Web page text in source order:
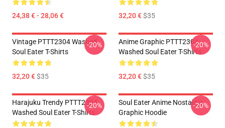
24,38 € - 28,06 € 32,20 €$35
Vintage PTTT2304 Washed
Soul Eater T-Shirts
32,20 €$35
-20%
Anime Graphic PTTT2304
Washed Soul Eater T-Shirts
32,20 €$35
-20%
Harajuku Trendy PTTT2304
Washed Soul Eater T-Shirts
-20%
Soul Eater Anime Nostalgia
Graphic Hoodie
-20%